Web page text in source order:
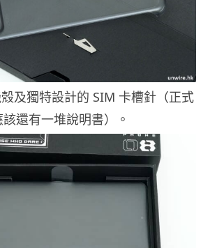
及獨特設計的 SIM 卡槽針（正式
該還有一堆說明書）。